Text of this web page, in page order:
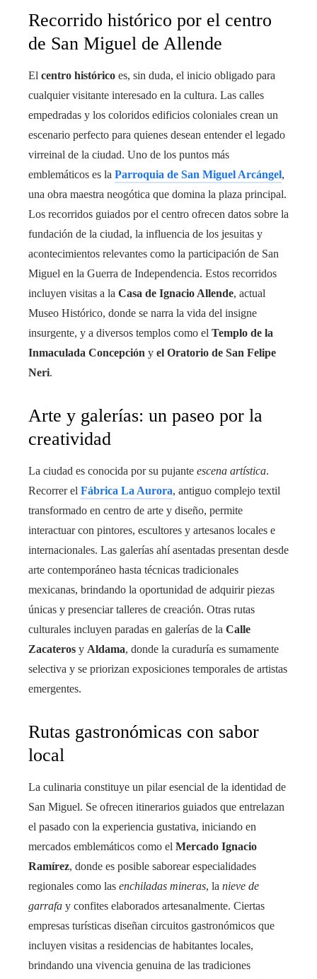
Recorrido histórico por el centro
de San Miguel de Allende
El centro histórico es, sin duda, el inicio obligado para
cualquier visitante interesado en la cultura. Las calles
empedradas y los coloridos edificios coloniales crean un
escenario perfecto para quienes desean entender el legado
virreinal de la ciudad. Uno de los puntos más
emblemáticos es la Parroquia de San Miguel Arcángel,
una obra maestra neogótica que domina la plaza principal.
Los recorridos guiados por el centro ofrecen datos sobre la
fundación de la ciudad, la influencia de los jesuitas y
acontecimientos relevantes como la participación de San
Miguel en la Guerra de Independencia. Estos recorridos
incluyen visitas a la Casa de Ignacio Allende, actual
Museo Histórico, donde se narra la vida del insigne
insurgente, y a diversos templos como el Templo de la
Inmaculada Concepción y el Oratorio de San Felipe
Neri.
Arte y galerías: un paseo por la
creatividad
La ciudad es conocida por su pujante escena artística.
Recorrer el Fábrica La Aurora, antiguo complejo textil
transformado en centro de arte y diseño, permite
interactuar con pintores, escultores y artesanos locales e
internacionales. Las galerías ahí asentadas presentan desde
arte contemporáneo hasta técnicas tradicionales
mexicanas, brindando la oportunidad de adquirir piezas
únicas y presenciar talleres de creación. Otras rutas
culturales incluyen paradas en galerías de la Calle
Zacateros y Aldama, donde la curaduría es sumamente
selectiva y se priorizan exposiciones temporales de artistas
emergentes.
Rutas gastronómicas con sabor
local
La culinaria constituye un pilar esencial de la identidad de
San Miguel. Se ofrecen itinerarios guiados que entrelazan
el pasado con la experiencia gustativa, iniciando en
mercados emblemáticos como el Mercado Ignacio
Ramírez, donde es posible saborear especialidades
regionales como las enchiladas mineras, la nieve de
garrafa y confites elaborados artesanalmente. Ciertas
empresas turísticas diseñan circuitos gastronómicos que
incluyen visitas a residencias de habitantes locales,
brindando una vivencia genuina de las tradiciones